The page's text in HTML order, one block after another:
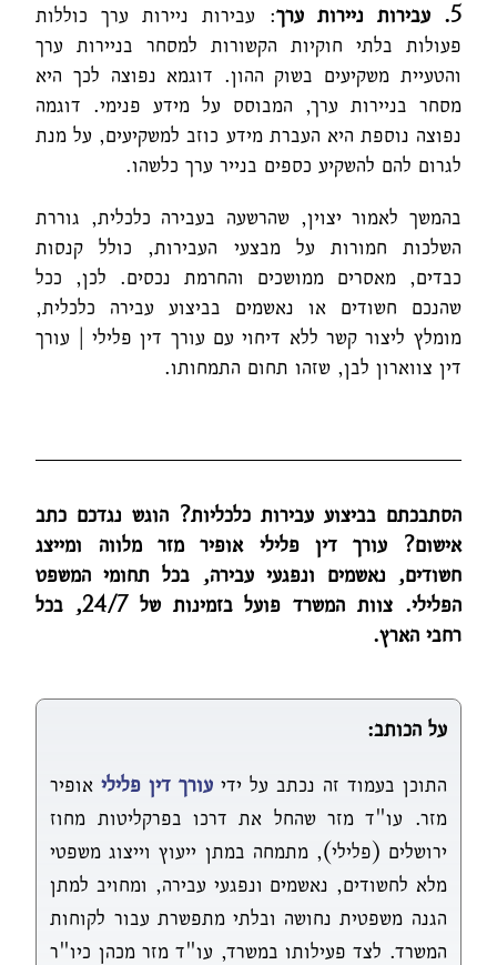
5. עבירות ניירות ערך
: עבירות ניירות ערך כוללות
פעולות בלתי חוקיות הקשורות למסחר בניירות ערך
והטעיית משקיעים בשוק ההון. דוגמא נפוצה לכך היא
מסחר בניירות ערך, המבוסס על מידע פנימי. דוגמה
נפוצה נוספת היא העברת מידע כוזב למשקיעים, על מנת
לגרום להם להשקיע כספים בנייר ערך כלשהו.
בהמשך לאמור יצוין, שהרשעה בעבירה כלכלית, גוררת
השלכות חמורות על מבצעי העבירות, כולל קנסות
כבדים, מאסרים ממושכים והחרמת נכסים. לכן, ככל
שהנכם חשודים או נאשמים בביצוע עבירה כלכלית,
מומלץ ליצור קשר ללא דיחוי עם עורך דין פלילי | עורך
דין צווארון לבן, שזהו תחום התמחותו.
הסתבכתם בביצוע עבירות כלכליות? הוגש נגדכם כתב
אישום? עורך דין פלילי אופיר מזר מלווה ומייצג
חשודים, נאשמים ונפגעי עבירה, בכל תחומי המשפט
הפלילי. צוות המשרד פועל בזמינות של 24/7, בכל
רחבי הארץ.
על הכותב:
התוכן בעמוד זה נכתב על ידי עורך דין פליליאופיר
מזר. עו"ד מזר שהחל את דרכו בפרקליטות מחוז
ירושלים (פלילי), מתמחה במתן ייעוץ וייצוג משפטי
מלא לחשודים, נאשמים ונפגעי עבירה, ומחויב למתן
הגנה משפטית נחושה ובלתי מתפשרת עבור לקוחות
המשרד. לצד פעילותו במשרד, עו"ד מזר מכהן כיו"ר